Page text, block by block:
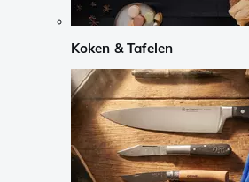
Koken & Tafelen